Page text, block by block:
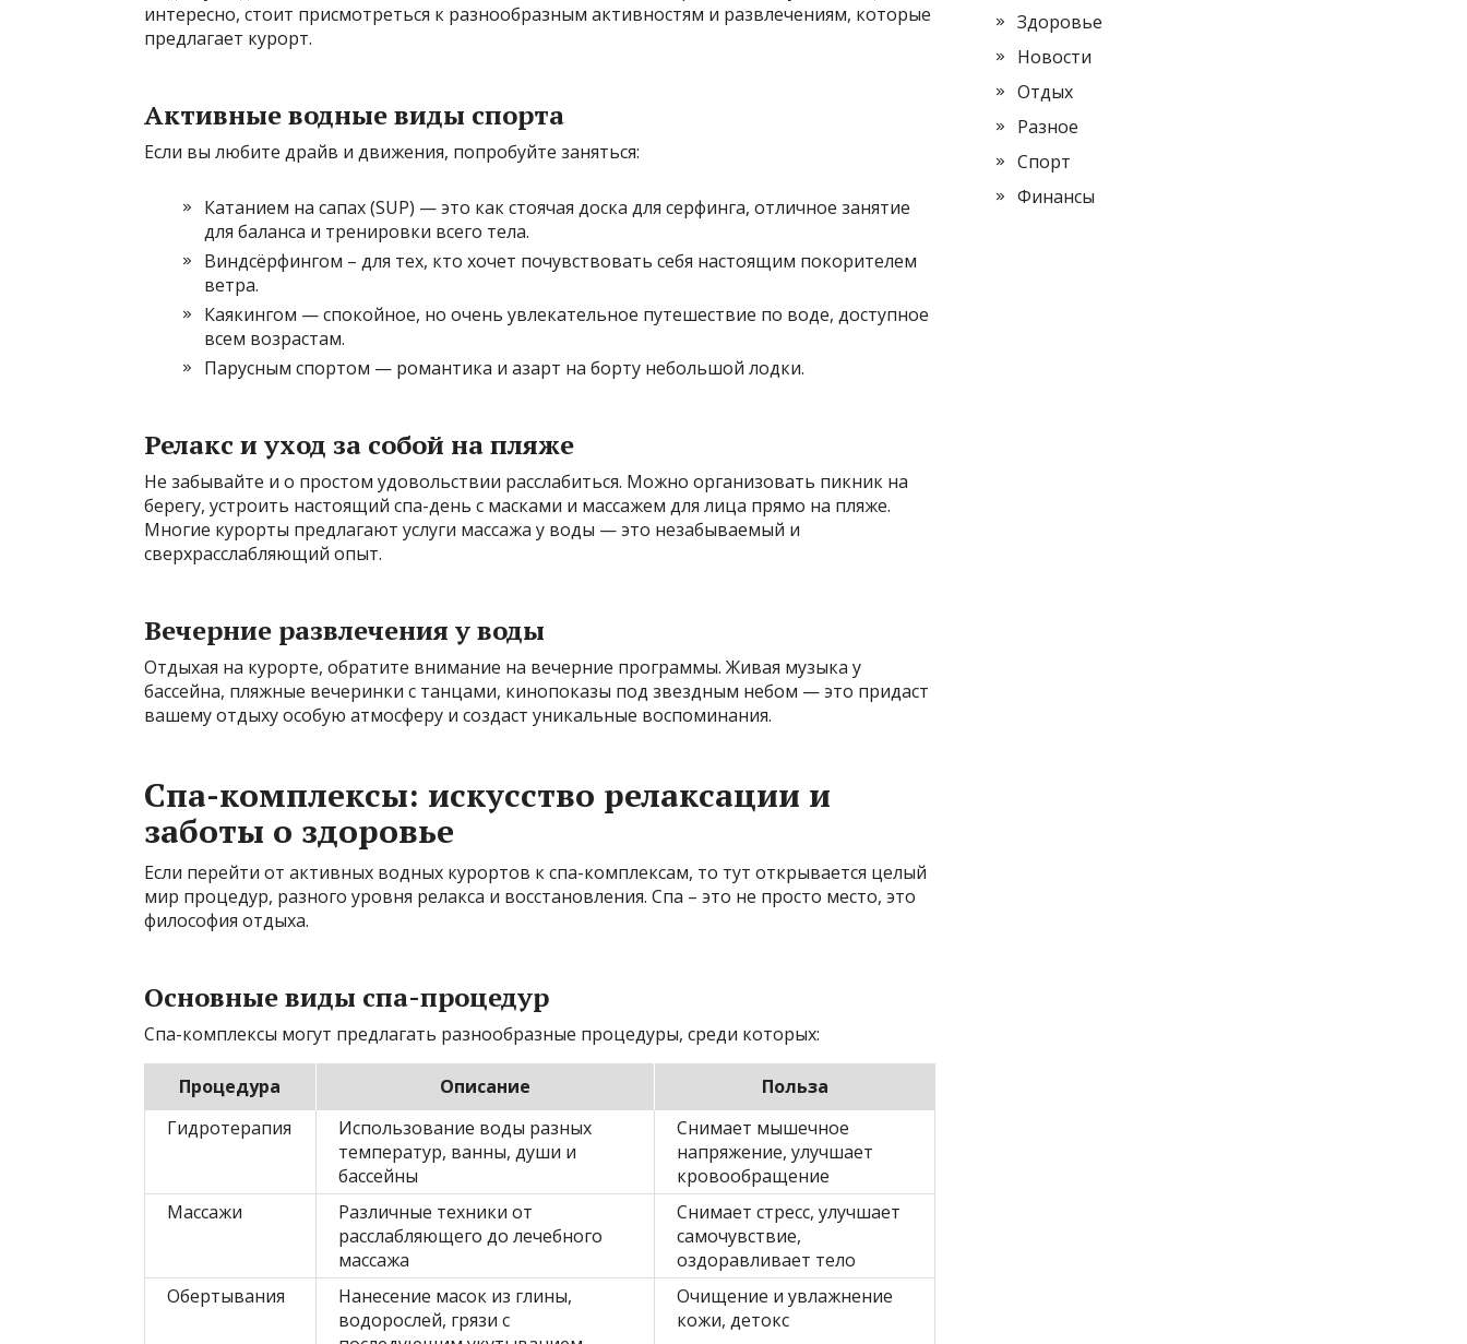
интересно, стоит присмотреться к разнообразным активностям и развлечениям, которые
предлагает курорт.
Активные водные виды спорта
Если вы любите драйв и движения, попробуйте заняться:
Катанием на сапах (SUP) — это как стоячая доска для серфинга, отличное занятие
для баланса и тренировки всего тела.
Виндсёрфингом – для тех, кто хочет почувствовать себя настоящим покорителем
ветра.
Каякингом — спокойное, но очень увлекательное путешествие по воде, доступное
всем возрастам.
Парусным спортом — романтика и азарт на борту небольшой лодки.
Релакс и уход за собой на пляже
Не забывайте и о простом удовольствии расслабиться. Можно организовать пикник на
берегу, устроить настоящий спа-день с масками и массажем для лица прямо на пляже.
Многие курорты предлагают услуги массажа у воды — это незабываемый и
сверхрасслабляющий опыт.
Вечерние развлечения у воды
Отдыхая на курорте, обратите внимание на вечерние программы. Живая музыка у
бассейна, пляжные вечеринки с танцами, кинопоказы под звездным небом — это придаст
вашему отдыху особую атмосферу и создаст уникальные воспоминания.
Спа-комплексы: искусство релаксации и
заботы о здоровье
Если перейти от активных водных курортов к спа-комплексам, то тут открывается целый
мир процедур, разного уровня релакса и восстановления. Спа – это не просто место, это
философия отдыха.
Основные виды спа-процедур
Спа-комплексы могут предлагать разнообразные процедуры, среди которых:
Процедура Описание
Польза
Гидротерапия
Использование воды разных
температур, ванны, души и
бассейны
Снимает мышечное
напряжение, улучшает
кровообращение
Массажи
Различные техники от
расслабляющего до лечебного
массажа
Снимает стресс, улучшает
самочувствие,
оздоравливает тело
Обертывания
Нанесение масок из глины,
водорослей, грязи с
Очищение и увлажнение
кожи, детокс
Здоровье
Новости
Отдых
Разное
Спорт
Финансы